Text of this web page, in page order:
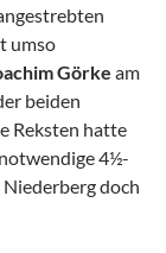
umso
Görke am
beiden
Reksten hatte
4½-
doch
Kantersieg